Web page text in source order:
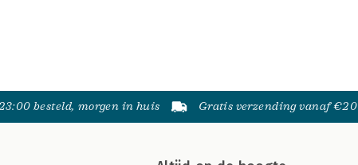
besteld, morgen in huis Gratis verzending vanaf €20